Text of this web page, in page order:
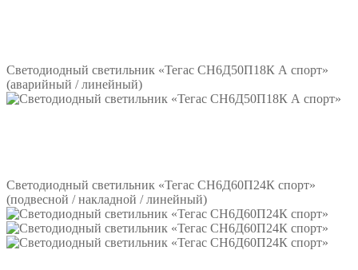
Светодиодный светильник «Тегас СН6Д50П18К А спорт»
(аварийный / линейный)
Светодиодный светильник «Тегас СН6Д60П24К спорт»
(подвесной / накладной / линейный)